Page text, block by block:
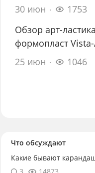
30 июн
1753
Обзор арт-
формопласт
25 июн
1046
Что обсуждают
Какие бывают